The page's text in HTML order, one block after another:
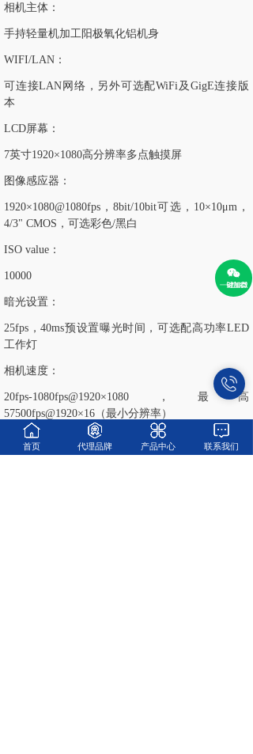
相机主体：
手持轻量机加工阳极氧化铝机身
WIFI/LAN：
可连接LAN网络，另外可选配WiFi及GigE连接版
本
LCD屏幕：
7英寸1920×1080高分辨率多点触摸屏
图像感应器：
1920×1080@1080fps，8bit/10bit可选，10×10μm，
4/3" CMOS，可选彩色/黑白
ISO value：
10000
暗光设置：
25fps，40ms预设置曝光时间，可选配高功率LED
工作灯
相机速度：
20fps-1080fps@1920×1080，最高
57500fps@1920×16（最小分辨率）
快门速度：
首页 代理品牌 产品中心 联系我们